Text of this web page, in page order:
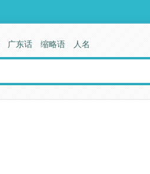
广东话 缩略语 人名